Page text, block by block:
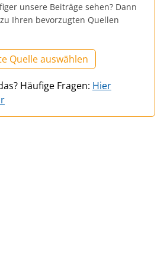
unsere Beiträge sehen? Dann
Ihren bevorzugten Quellen
Quelle auswählen
Häufige Fragen: Hier